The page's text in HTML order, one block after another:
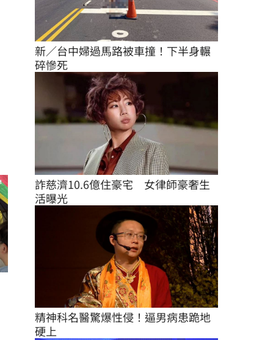
新／台中婦過馬路被車撞！下半身輾
碎慘死
詐慈濟10.6億住豪宅　女律師豪奢生
活曝光
精神科名醫驚爆性侵！逼男病患跪地
硬上